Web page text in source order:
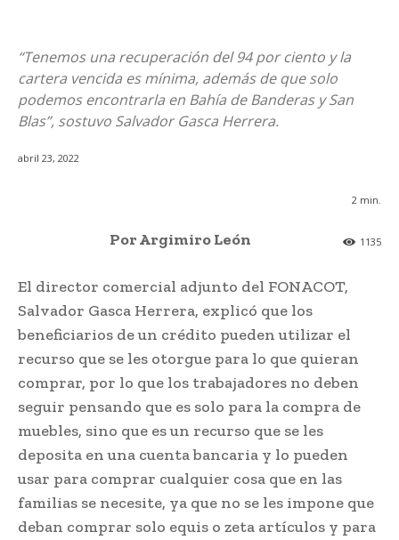
“Tenemos una recuperación del 94 por ciento y la
cartera vencida es mínima, además de que solo
podemos encontrarla en Bahía de Banderas y San
Blas”, sostuvo Salvador Gasca Herrera.
abril 23, 2022
2 min.
1135
Por Argimiro León
El director comercial adjunto del FONACOT,
Salvador Gasca Herrera, explicó que los
beneficiarios de un crédito pueden utilizar el
recurso que se les otorgue para lo que quieran
comprar, por lo que los trabajadores no deben
seguir pensando que es solo para la compra de
muebles, sino que es un recurso que se les
deposita en una cuenta bancaria y lo pueden
usar para comprar cualquier cosa que en las
familias se necesite, ya que no se les impone que
deban comprar solo equis o zeta artículos y para